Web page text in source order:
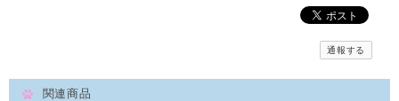
通報する
関連商品